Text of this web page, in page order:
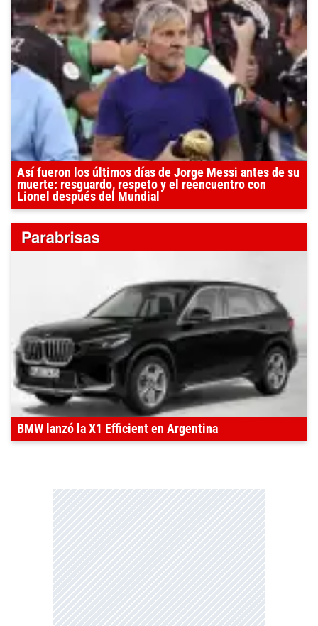
Así fueron los últimos días de Jorge Messi antes de su
muerte: resguardo, respeto y el reencuentro con
Lionel después del Mundial
BMW lanzó la X1 Efficient en Argentina